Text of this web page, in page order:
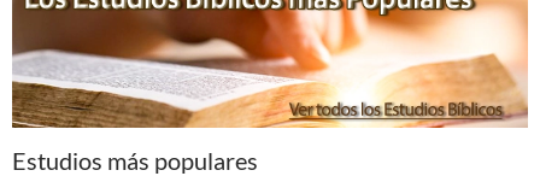
Estudios más populares